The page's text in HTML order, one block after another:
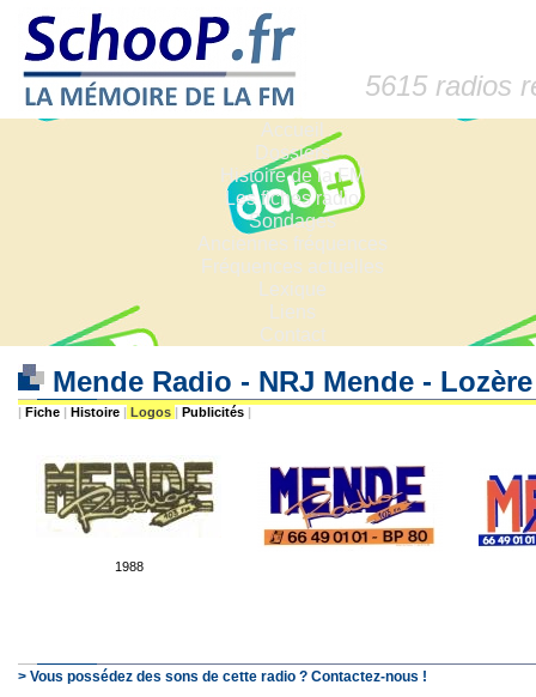
5615 radios
Accueil
Dossiers
Histoire de la FM
Les fiches radio
Sondages
Anciennes fréquences
Fréquences actuelles
Lexique
Liens
Contact
Mende Radio - NRJ Mende -
| Fiche | Histoire | Logos | Publicités |
1988
> Vous possédez des sons de cette radio ? Contactez-nous !